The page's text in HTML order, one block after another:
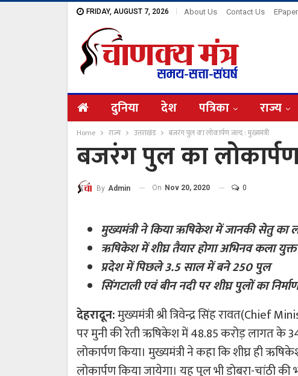
FRIDAY, AUGUST 7, 2026 About Us Contact Us EPaper
दुनिया देश पत्रिका राज्य
Home राज्य उत्तराखंड बजरंग पुल का लोकार्पण जल्द : मुख्यमंत्री
बजरंग पुल का
By Admin On Nov 20, 2020 0
मुख्यमंत्री ने किया ऋषिकेश में जानकी सेतु का
ऋषिकेश में शीघ्र तैयार होगा अभिनव कला
प्रदेश में पिछले 3.5 साल में बने 250 पुल
सिंगटाली एवं बीन नदी पर शीघ्र पुलों का
देहरादून:मुख्यमंत्री श्री त्रिवेन्द्र सिंह रावत(Chief
पर मुनी की रेती ऋषिकेश में 48.85 करोड़ लागत के
लोकार्पण किया। मुख्यमंत्री ने कहा कि शीघ्र ही
लोकार्पण किया जायेगा। यह पुल भी डोबरा-चांठी